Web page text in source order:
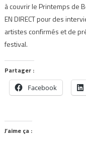
à couvrir le Printemps de
EN DIRECT pour des
artistes confirmés et de
festival.
Partager :
Facebook
J’aime ça :